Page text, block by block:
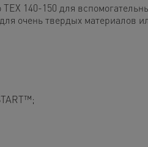
140-150 для
очень твердых материалов